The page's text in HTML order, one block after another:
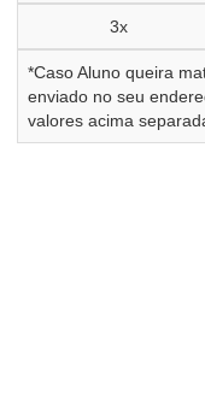
3x
*Caso Aluno queira
enviado no seu
valores acima